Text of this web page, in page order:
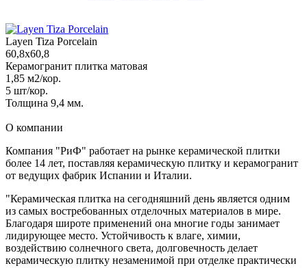
Layen Tiza Porcelain
60,8x60,8
Керамогранит плитка матовая
1,85 м2/кор.
5 шт/кор.
Толщина 9,4 мм.
О компании
Компания "РиФ" работает на рынке керамической плитки
более 14 лет, поставляя керамическую плитку и керамогранит
от ведущих фабрик Испании и Италии.
"Керамическая плитка на сегодняшний день является одним
из самых востребованных отделочных материалов в мире.
Благодаря широте применений она многие годы занимает
лидирующее место. Устойчивость к влаге, химии,
воздействию солнечного света, долговечность делает
керамическую плитку незаменимой при отделке практически